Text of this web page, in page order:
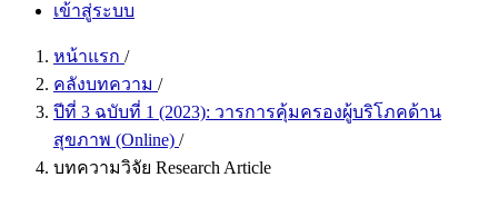
เข้าสู่ระบบ
หน้าแรก /
คลังบทความ /
ปีที่ 3 ฉบับที่ 1 (2023): วารการคุ้มครองผู้บริโภคด้าน
สุขภาพ (Online) /
บทความวิจัย Research Article